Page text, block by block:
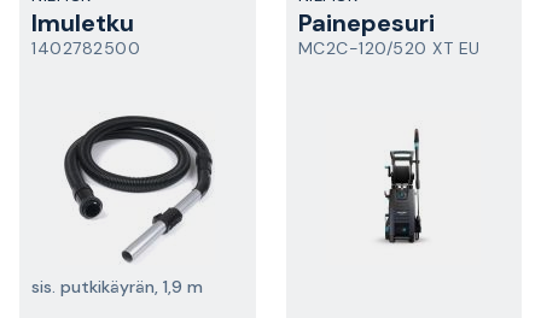
Imuletku
1402782500
sis. putkikäyrän, 1,9 m
Painepesuri
MC2C-120/520 XT EU